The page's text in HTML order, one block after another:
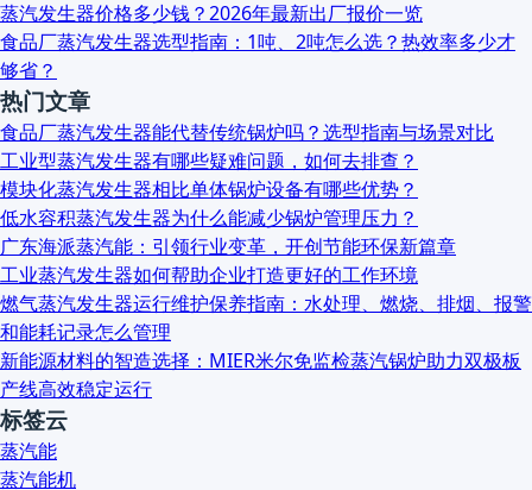
蒸汽发生器价格多少钱？2026年最新出厂报价一览
食品厂蒸汽发生器选型指南：1吨、2吨怎么选？热效率多少才
够省？
热门文章
食品厂蒸汽发生器能代替传统锅炉吗？选型指南与场景对比
工业型蒸汽发生器有哪些疑难问题，如何去排查？
模块化蒸汽发生器相比单体锅炉设备有哪些优势？
低水容积蒸汽发生器为什么能减少锅炉管理压力？
广东海派蒸汽能：引领行业变革，开创节能环保新篇章
工业蒸汽发生器如何帮助企业打造更好的工作环境
燃气蒸汽发生器运行维护保养指南：水处理、燃烧、排烟、报警
和能耗记录怎么管理
新能源材料的智造选择：MIER米尔免监检蒸汽锅炉助力双极板
产线高效稳定运行
标签云
蒸汽能
蒸汽能机